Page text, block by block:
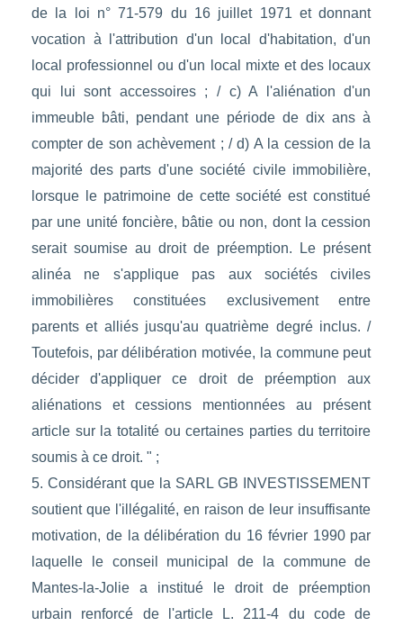
de la loi n° 71-579 du 16 juillet 1971 et donnant
vocation à l'attribution d'un local d'habitation, d'un
local professionnel ou d'un local mixte et des locaux
qui lui sont accessoires ; / c) A l'aliénation d'un
immeuble bâti, pendant une période de dix ans à
compter de son achèvement ; / d) A la cession de la
majorité des parts d'une société civile immobilière,
lorsque le patrimoine de cette société est constitué
par une unité foncière, bâtie ou non, dont la cession
serait soumise au droit de préemption. Le présent
alinéa ne s'applique pas aux sociétés civiles
immobilières constituées exclusivement entre
parents et alliés jusqu'au quatrième degré inclus. /
Toutefois, par délibération motivée, la commune peut
décider d'appliquer ce droit de préemption aux
aliénations et cessions mentionnées au présent
article sur la totalité ou certaines parties du territoire
soumis à ce droit. " ;
5. Considérant que la SARL GB INVESTISSEMENT
soutient que l'illégalité, en raison de leur insuffisante
motivation, de la délibération du 16 février 1990 par
laquelle le conseil municipal de la commune de
Mantes-la-Jolie a institué le droit de préemption
urbain renforcé de l'article L. 211-4 du code de